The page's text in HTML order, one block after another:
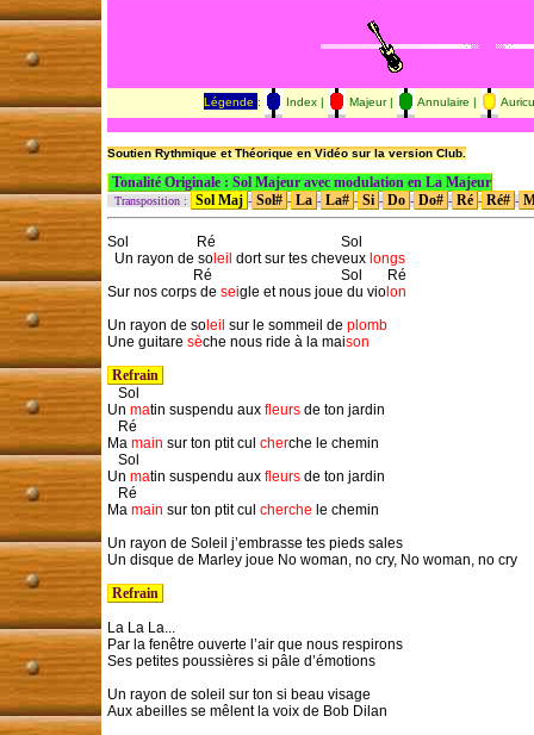
Légende : Index | Majeur | Annulaire |
Soutien Rythmique et Théorique en Vidéo sur la version Club.
Tonalité Originale : Sol Majeur avec modulation en La Majeur
Transposition : Sol Maj - Sol# - La - La# - Si - Do - Do# - Ré - Ré# -
Sol                   Ré                                   Sol
  Un rayon de so
leil dort sur tes cheveux longs
                        Ré                                    Sol       Ré
Sur nos corps de seigle et nous joue du vio lon
Un rayon de so leil sur le sommeil de plomb
Une guitare sèche nous ride à la maison
Refrain
Sol
Un matin suspendu aux fleurs de ton jardin
   Ré
Ma main sur ton ptit cul cherche le chemin
   Sol
Un matin suspendu aux fleurs de ton jardin
   Ré
Ma main sur ton ptit cul cherche le chemin
Un rayon de Soleil j’embrasse tes pieds sales
Un disque de Marley joue No woman, no cry, No woman, no cry
Refrain
La La La...
Par la fenêtre ouverte l’air que nous respirons
Ses petites poussières si pâle d’émotions
Un rayon de soleil sur ton si beau visage
Aux abeilles se mêlent la voix de Bob Dilan